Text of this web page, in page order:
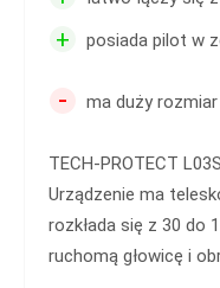
+ posiada pilot w
- ma duży rozmiar
TECH-PROTECT
Urządzenie ma
rozkłada się z 30 do
ruchomą głowicę i